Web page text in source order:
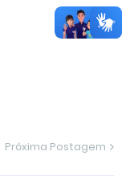
Próxima Postagem